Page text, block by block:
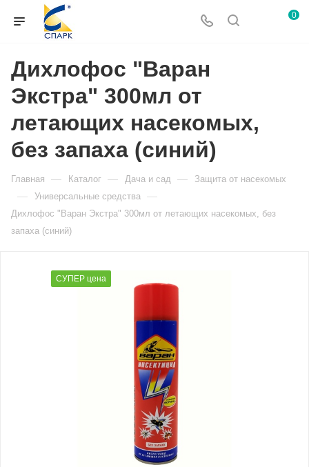
0
Дихлофос "Варан
Экстра" 300мл от
летающих насекомых,
без запаха (синий)
Главная — Каталог — Дача и сад — Защита от насекомых
— Универсальные средства —
Дихлофос "Варан Экстра" 300мл от летающих насекомых, без
запаха (синий)
СУПЕР цена